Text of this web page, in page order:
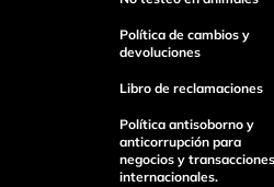
Política de cambios y
devoluciones
Libro de reclamaciones
Política antisoborno y
anticorrupción para
negocios y transacciones
internacionales.